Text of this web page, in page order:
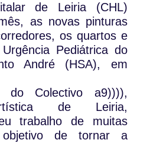
de Leiria (CHL)
as novas pinturas
os quartos e
Pediátrica do
André (HSA), em
do Colectivo a9)))),
de Leiria,
trabalho de muitas
de tornar a